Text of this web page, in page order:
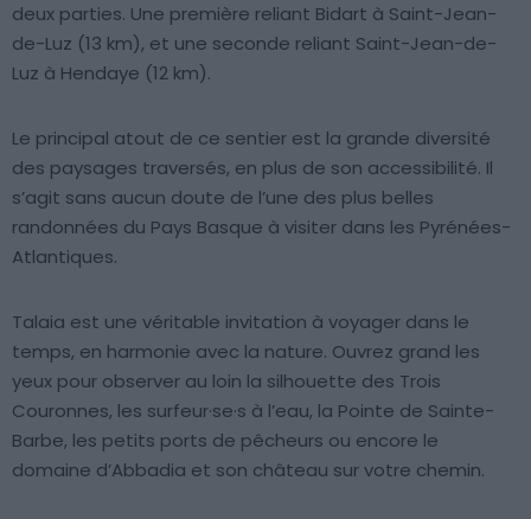
deux parties. Une première reliant Bidart à Saint-Jean-
de-Luz (13 km), et une seconde reliant Saint-Jean-de-
Luz à Hendaye (12 km).
Le principal atout de ce sentier est la grande diversité
des paysages traversés, en plus de son accessibilité. Il
s’agit sans aucun doute de l’une des plus belles
randonnées du Pays Basque à visiter dans les Pyrénées-
Atlantiques.
Talaia est une véritable invitation à voyager dans le
temps, en harmonie avec la nature. Ouvrez grand les
yeux pour observer au loin la silhouette des Trois
Couronnes, les surfeur·se·s à l’eau, la Pointe de Sainte-
Barbe, les petits ports de pêcheurs ou encore le
domaine d’Abbadia et son château sur votre chemin.